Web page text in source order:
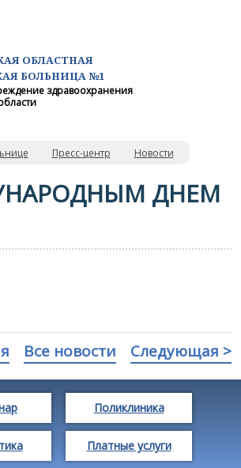
ОБЛАСТНАЯ
БОЛЬНИЦА №1
здравоохранения
Пресс-центр Новости
ДНЕМ
Все новости Следующая >
Поликлиника
Платные услуги